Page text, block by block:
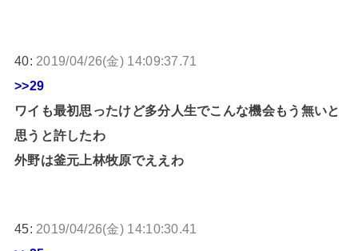
40: 2019/04/26(金) 14:09:37.71
>>29
ワイも最初思ったけど多分人生でこんな機会もう無いと
思うと許したわ
外野は釜元上林牧原でええわ
45: 2019/04/26(金) 14:10:30.41